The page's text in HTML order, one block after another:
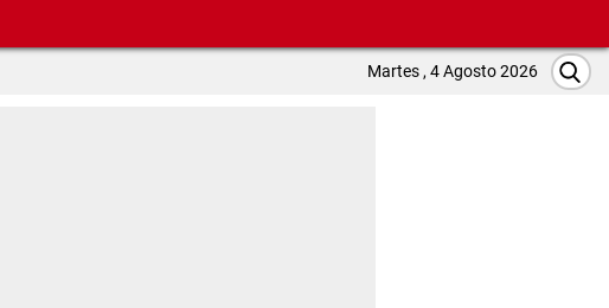
Martes , 4 Agosto 2026